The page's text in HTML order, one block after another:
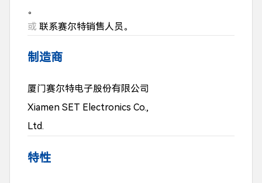
。
或 联系赛尔特销售人员。
制造商
厦门赛尔特电子股份有限公司
Xiamen SET Electronics Co.,
Ltd.
特性